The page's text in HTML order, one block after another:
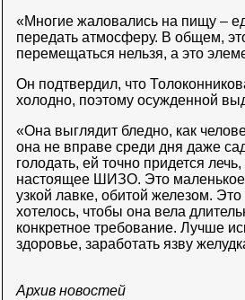
«Многие жаловались на пищу –
передать атмосферу. В общем,
перемещаться нельзя, а это
Он подтвердил, что
холодно, поэтому осужденной
«Она выглядит бледно, как
она не вправе среди дня даже
голодать, ей точно придется
настоящее ШИЗО. Это маленькое
узкой лавке, обитой железом.
хотелось, чтобы она вела
конкретное требование. Лучше
здоровье, заработать язву
Архив новостей